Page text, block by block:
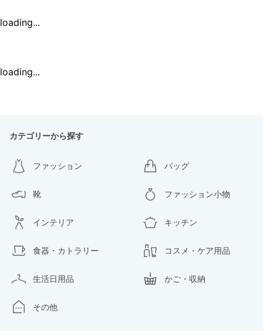
loading...
loading...
カテゴリーから探す
ファッション バッグ
靴 ファッション小物
インテリア キッチン
食器・カトラリー コスメ・ケア用品
生活日用品 かご・収納
その他